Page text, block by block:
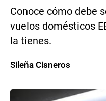
Conoce cómo debe
vuelos domésticos
la tienes.
Sileña Cisneros